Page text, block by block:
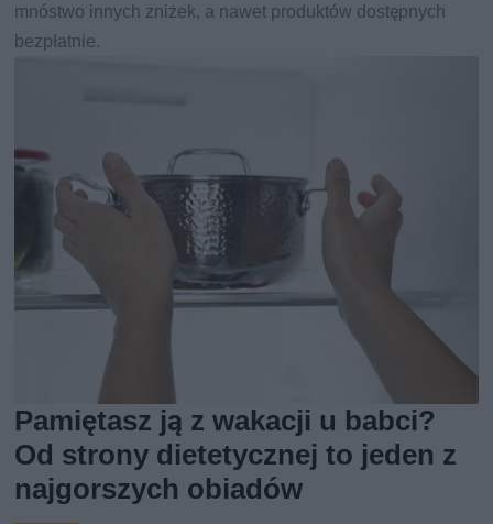
mnóstwo innych zniżek, a nawet produktów dostępnych
bezpłatnie.
Pamiętasz ją z wakacji u babci?
Od strony dietetycznej to jeden z
najgorszych obiadów